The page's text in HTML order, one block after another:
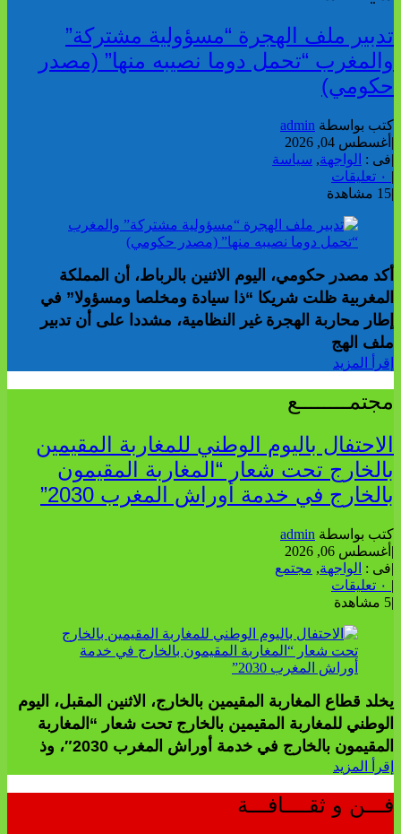
تدبير ملف الهجرة “مسؤولية مشتركة”
والمغرب “تحمل دوما نصيبه منها” (مصدر
حكومي)
كتب بواسطة admin
| أغسطس 04, 2026
|فى : الواجهة, سياسة
|
|15 مشاهدة
أكد مصدر حكومي، اليوم الاثنين بالرباط، أن المملكة
المغربية ظلت شريكا “ذا سيادة ومخلصا ومسؤولا” في
إطار محاربة الهجرة غير النظامية، مشددا على أن تدبير
ملف الهج
إقرأ المزيد
مجتمــــــــع
الاحتفال باليوم الوطني للمغاربة المقيمين
بالخارج تحت شعار “المغاربة المقيمون
بالخارج في خدمة أوراش المغرب 2030”
كتب بواسطة admin
| أغسطس 06, 2026
|فى : الواجهة, مجتمع
|
|5 مشاهدة
يخلد قطاع المغاربة المقيمين بالخارج، الاثنين المقبل، اليوم
الوطني للمغاربة المقيمين بالخارج تحت شعار “المغاربة
المقيمون بالخارج في خدمة أوراش المغرب 2030″، وذ
إقرأ المزيد
فـــن و ثقــــافـــة